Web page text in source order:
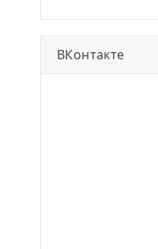
ВКонтакте